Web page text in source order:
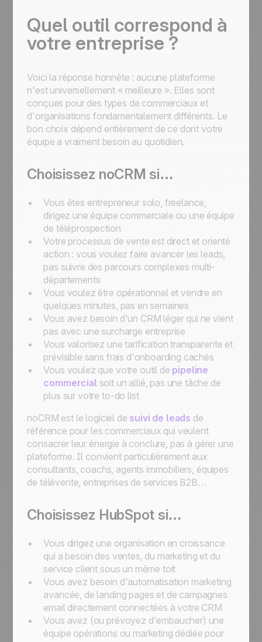
Quel outil correspond à
votre entreprise ?
Voici la réponse honnête : aucune plateforme
n'est universellement « meilleure ». Elles sont
conçues pour des types de commerciaux et
d'organisations fondamentalement différents. Le
bon choix dépend entièrement de ce dont votre
équipe a vraiment besoin au quotidien.
Choisissez noCRM si…
Vous êtes entrepreneur solo, freelance,
dirigez une équipe commerciale ou une équipe
de téléprospection
Votre processus de vente est direct et orienté
action : vous voulez faire avancer les leads,
pas suivre des parcours complexes multi-
départements
Vous voulez être opérationnel et vendre en
quelques minutes, pas en semaines
Vous avez besoin d'un CRM léger qui ne vient
pas avec une surcharge entreprise
Vous valorisez une tarification transparente et
prévisible sans frais d'onboarding cachés
Vous voulez que votre outil de pipeline
commercialsoit un allié, pas une tâche de
plus sur votre to-do list
noCRM est le logiciel de suivi de leads de
référence pour les commerciaux qui veulent
consacrer leur énergie à conclure, pas à gérer une
plateforme. Il convient particulièrement aux
consultants, coachs, agents immobiliers, équipes
de télévente, entreprises de services B2B…
Choisissez HubSpot si…
Vous dirigez une organisation en croissance
qui a besoin des ventes, du marketing et du
service client sous un même toit
Vous avez besoin d'automatisation marketing
avancée, de landing pages et de campagnes
email directement connectées à votre CRM
Vous avez (ou prévoyez d'embaucher) une
équipe opérations ou marketing dédiée pour